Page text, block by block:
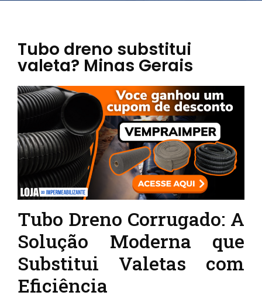
Tubo dreno substitui
valeta? Minas Gerais
Tubo Dreno Corrugado: A
Solução Moderna que
Substitui Valetas com
Eficiência